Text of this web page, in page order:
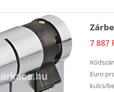
7 887
Euro
kulcs/